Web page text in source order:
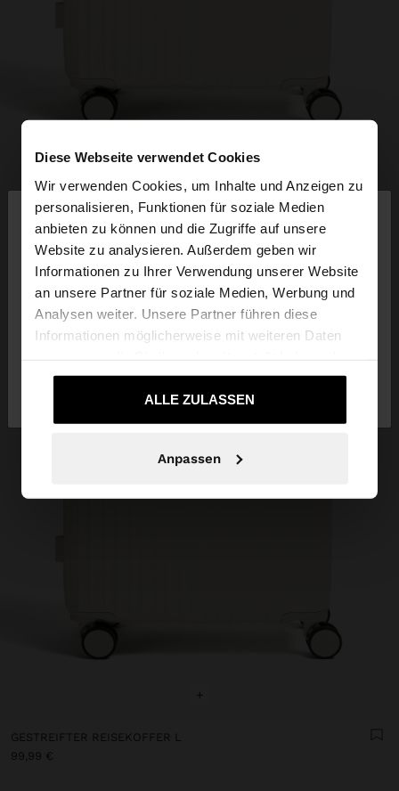
Diese Webseite verwendet Cookies
Wir verwenden Cookies, um Inhalte und Anzeigen zu
personalisieren, Funktionen für soziale Medien
anbieten zu können und die Zugriffe auf unsere
Website zu analysieren. Außerdem geben wir
Informationen zu Ihrer Verwendung unserer Website
an unsere Partner für soziale Medien, Werbung und
Analysen weiter. Unsere Partner führen diese
Informationen möglicherweise mit weiteren Daten
die sie im Rahmen Ihrer Nutzung der Dienste
gesammelt haben.ALLE ZULASSEN
Anpassen
hallo
Sie greifen von Deutschland auf die Website zu.
Möchten Sie unsere United States Website
Deutschland
Ja, bringen Sie mich
zu United States
+
GESTREIFTER REISEKOFFER L
99,99 €